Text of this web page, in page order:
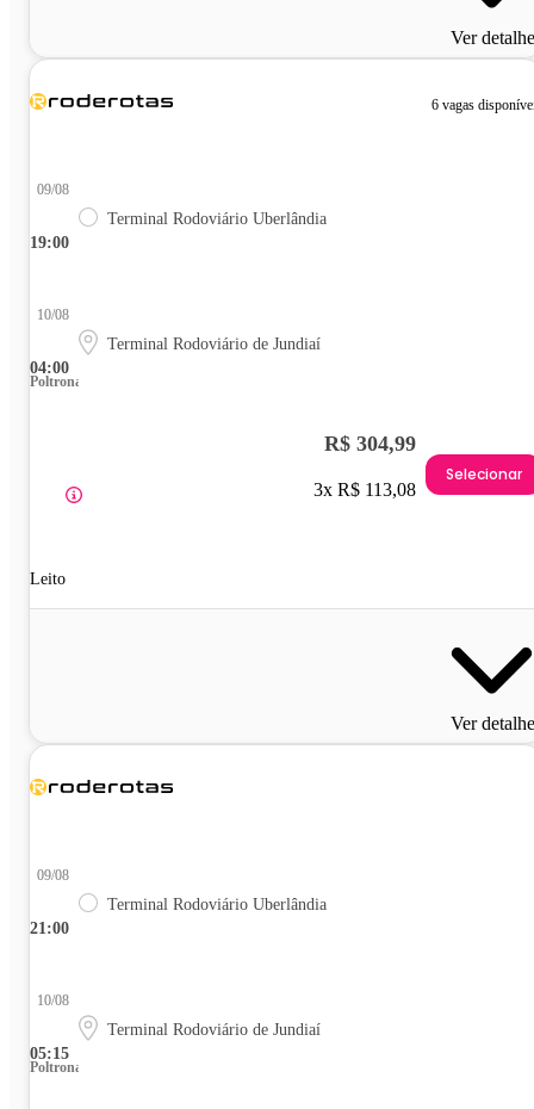
Ver
6 vagas
19:00
09/08
Terminal Rodoviário Uberlândia
04:00
10/08
Terminal Rodoviário de Jundiaí
Poltrona
Leito
R$ 304,99
3x R$ 113,08
Selecionar
Ver
21:00
09/08
Terminal Rodoviário Uberlândia
05:15
10/08
Terminal Rodoviário de Jundiaí
Poltrona